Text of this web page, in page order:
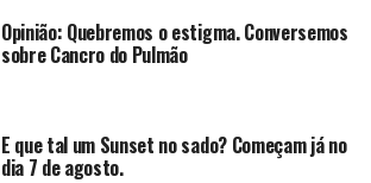
Opinião: Quebremos o estigma. Conversemos
sobre Cancro do Pulmão
E que tal um Sunset no sado? Começam já no
dia 7 de agosto.